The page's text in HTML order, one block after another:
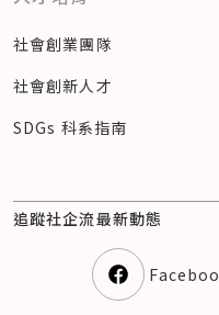
社會創業團隊
社會創新人才
SDGs 科系指南
追蹤社企流最新動態